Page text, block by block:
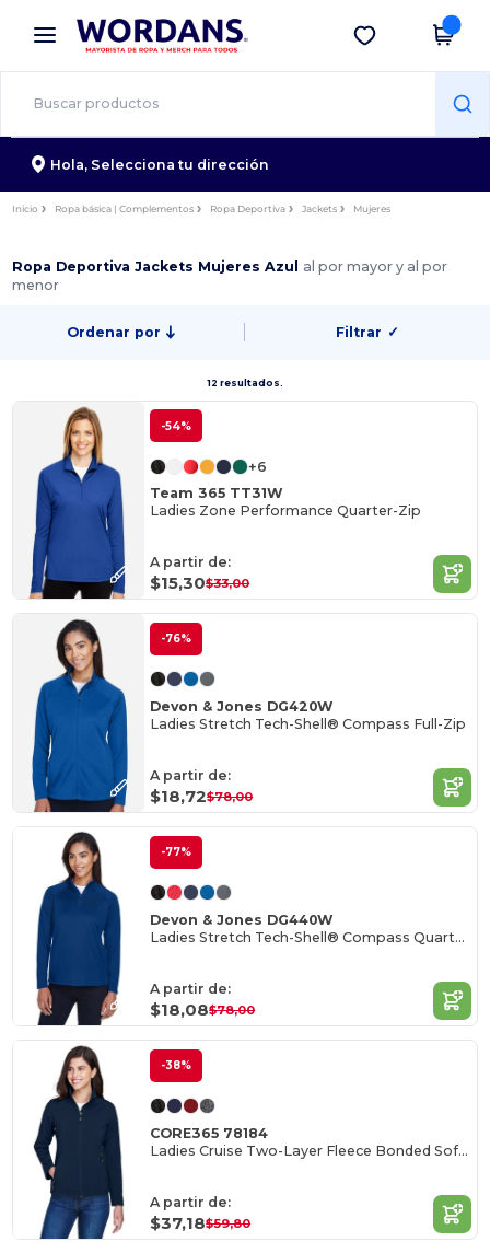
× App de Wordans
¡Mejores precios en app!
Descargar app
Hola, Selecciona tu dirección
Inicio Ropa básica | Complementos Ropa Deportiva Jackets Mujeres
Ropa Deportiva Jackets Mujeres Azul al por mayor y al por
menor
Ordenar por Filtrar ✓
12 resultados.
-54%
+6
Team 365 TT31W
Ladies Zone Performance Quarter-Zip
A partir de:
$15,30$33,00
-76%
Devon & Jones DG420W
Ladies Stretch Tech-Shell® Compass Full-Zip
A partir de:
$18,72$78,00
-77%
Devon & Jones DG440W
Ladies Stretch Tech-Shell® Compass Quarter-Zip
A partir de:
$18,08$78,00
-38%
CORE365 78184
Ladies Cruise Two-Layer Fleece Bonded Soft Shell Jacket
A partir de:
$37,18$59,80